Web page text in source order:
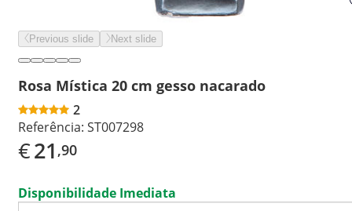
Previous slide Next slide
Rosa Mística 20 cm gesso nacarado
2
Referência: ST007298
€21 ,90
Disponibilidade Imediata